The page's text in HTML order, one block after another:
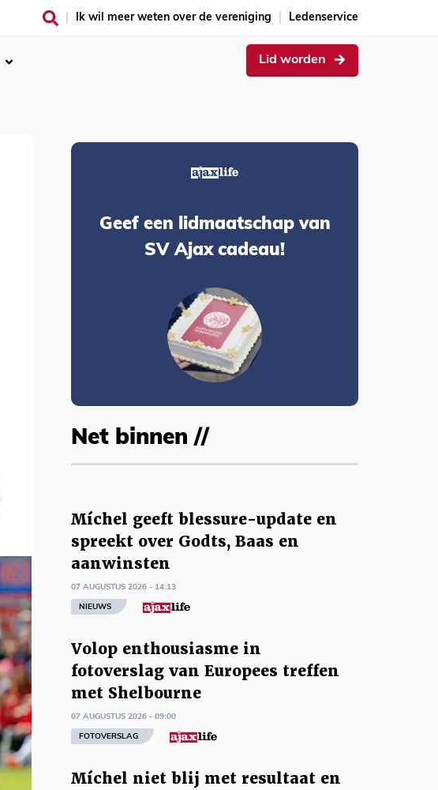
Ik wil meer weten over de vereniging Ledenservice
Lid worden
Geef een lidmaatschap van
SV Ajax cadeau!
Net binnen //
Míchel geeft blessure-update en
spreekt over Godts, Baas en
aanwinsten
07 AUGUSTUS 2026 - 14:13
NIEUWS
Volop enthousiasme in
fotoverslag van Europees treffen
met Shelbourne
07 AUGUSTUS 2026 - 09:00
FOTOVERSLAG
Míchel niet blij met resultaat en